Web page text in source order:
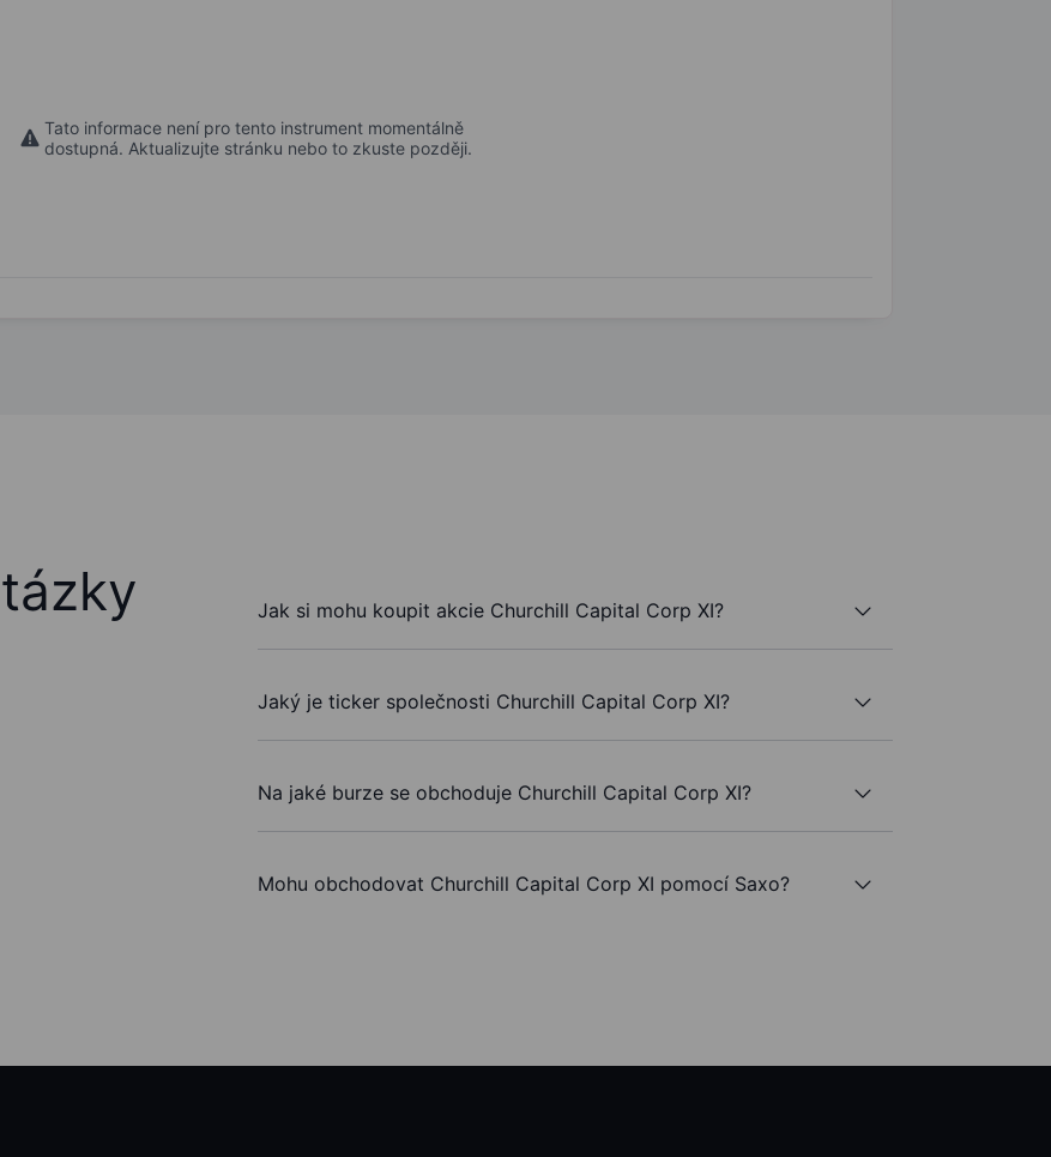
Tato informace není pro tento instrument momentálně
dostupná. Aktualizujte stránku nebo to zkuste později.
Jak si mohu koupit akcie Churchill Capital Corp XI?
Jaký je ticker společnosti Churchill Capital Corp XI?
Na jaké burze se obchoduje Churchill Capital Corp XI?
Mohu obchodovat Churchill Capital Corp XI pomocí Saxo?